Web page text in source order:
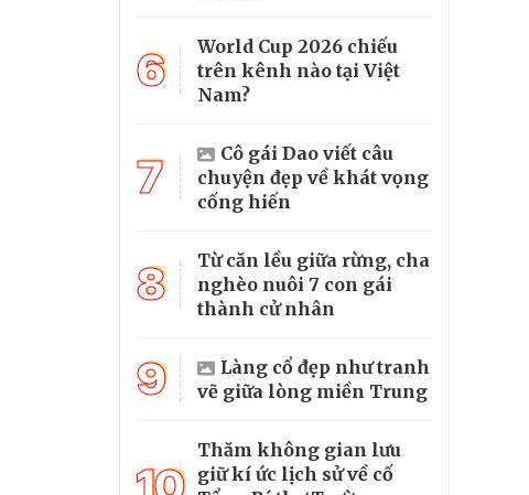
6
World Cup 2026 chiếu
trên kênh nào tại Việt
Nam?
7
Cô gái Dao viết câu
chuyện đẹp về khát vọng
cống hiến
8
Từ căn lều giữa rừng, cha
nghèo nuôi 7 con gái
thành cử nhân
9
Làng cổ đẹp như tranh
vẽ giữa lòng miền Trung
Thăm không gian lưu
giữ kí ức lịch sử về cố